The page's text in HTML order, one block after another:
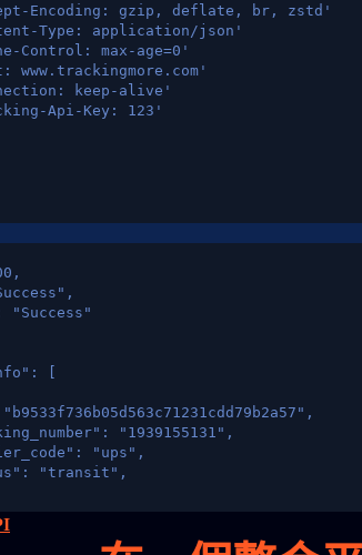
Encoding: gzip, deflate, br, zstd'
Type: application/json'
Control: max-age=0'
www.trackingmore.com'
keep-alive'
Api-Key: 123'
"Success"
[
"1939155131",
"ups",
"transit",
"United States",
2,